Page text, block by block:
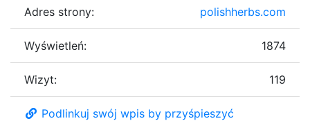
Adres strony: polishherbs.com
Wyświetleń: 1874
Wizyt: 119
Podlinkuj swój wpis by przyśpieszyć